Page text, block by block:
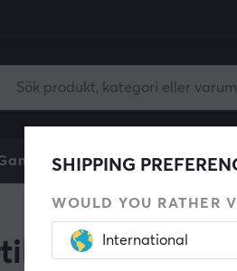
Konsol
SHIPPING
WOULD YOU RATHER
International
för PC